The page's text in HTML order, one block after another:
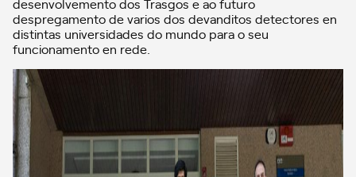
despregamento de varios dos devanditos detectores en
distintas universidades do mundo para o seu
funcionamento en rede.